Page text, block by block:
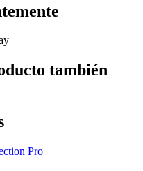
también